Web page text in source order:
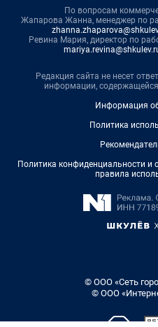
По вопросам
Жапарова Жанна, менеджер по
Ревина Мария, директор по
Редакция сайта не несет
информации,
Информация
Политика
Политика конфиденциальности и
правила
© ООО «Сеть
© ООО